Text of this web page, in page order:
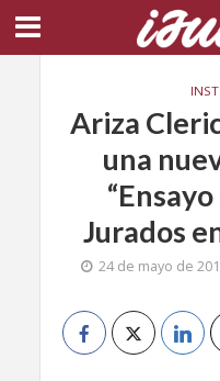
Ariza
una
Jurados
24 de mayo de